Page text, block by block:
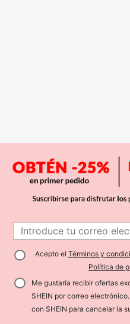
Acepto el Términos y
Política de
Me gustaría recibir ofertas
SHEIN por correo
con SHEIN para cancelar la